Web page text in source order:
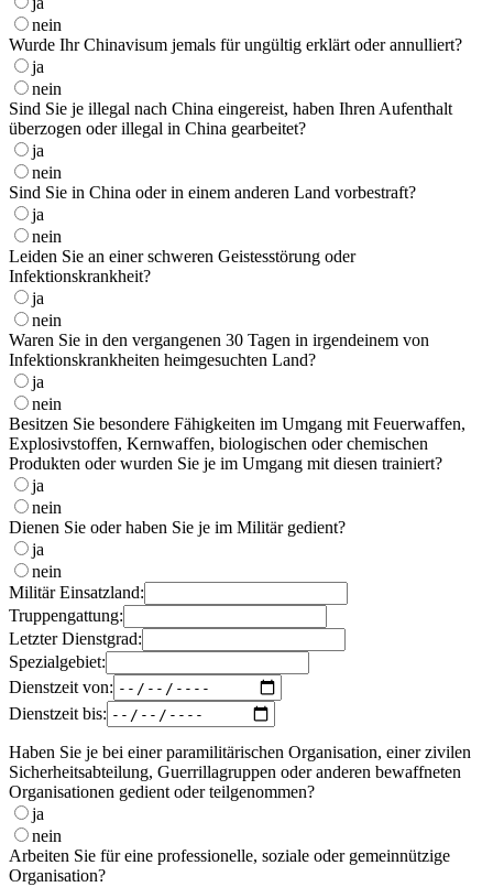
nein
Wurde Ihr Chinavisum jemals für ungültig erklärt oder annulliert?
ja
nein
Sind Sie je illegal nach China eingereist, haben Ihren Aufenthalt
überzogen oder illegal in China gearbeitet?
ja
nein
Sind Sie in China oder in einem anderen Land vorbestraft?
ja
nein
Leiden Sie an einer schweren Geistesstörung oder
Infektionskrankheit?
ja
nein
Waren Sie in den vergangenen 30 Tagen in irgendeinem von
Infektionskrankheiten heimgesuchten Land?
ja
nein
Besitzen Sie besondere Fähigkeiten im Umgang mit Feuerwaffen,
Explosivstoffen, Kernwaffen, biologischen oder chemischen
Produkten oder wurden Sie je im Umgang mit diesen trainiert?
ja
nein
Dienen Sie oder haben Sie je im Militär gedient?
ja
nein
Militär Einsatzland:
Truppengattung:
Letzter Dienstgrad:
Spezialgebiet:
Dienstzeit von:
Dienstzeit bis:
Haben Sie je bei einer paramilitärischen Organisation, einer zivilen
Sicherheitsabteilung, Guerrillagruppen oder anderen bewaffneten
Organisationen gedient oder teilgenommen?
ja
nein
Arbeiten Sie für eine professionelle, soziale oder gemeinnützige
Organisation?